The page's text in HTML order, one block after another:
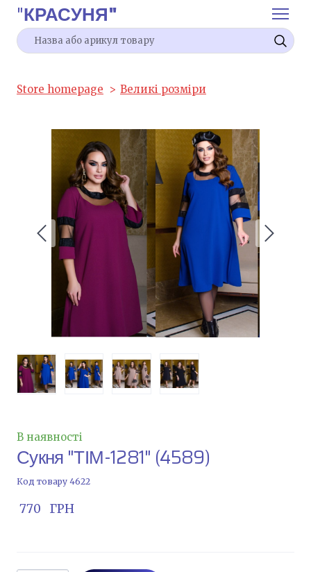
"КРАСУНЯ"
Store homepage Великі розміри
В наявності
Сукня "ТІМ-1281" (4589)
Код товару 4622
770   ГРН